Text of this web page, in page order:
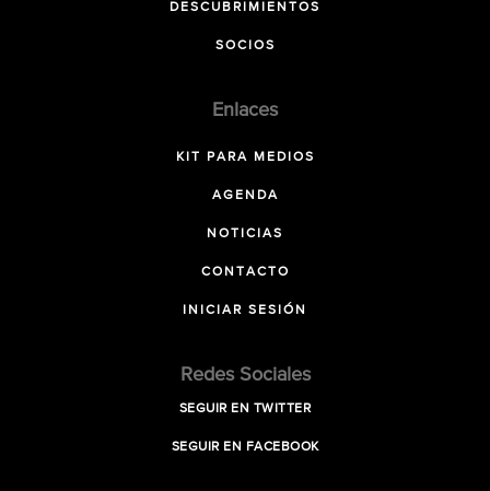
DESCUBRIMIENTOS
SOCIOS
Enlaces
KIT PARA MEDIOS
AGENDA
NOTICIAS
CONTACTO
INICIAR SESIÓN
Redes Sociales
SEGUIR EN TWITTER
SEGUIR EN FACEBOOK